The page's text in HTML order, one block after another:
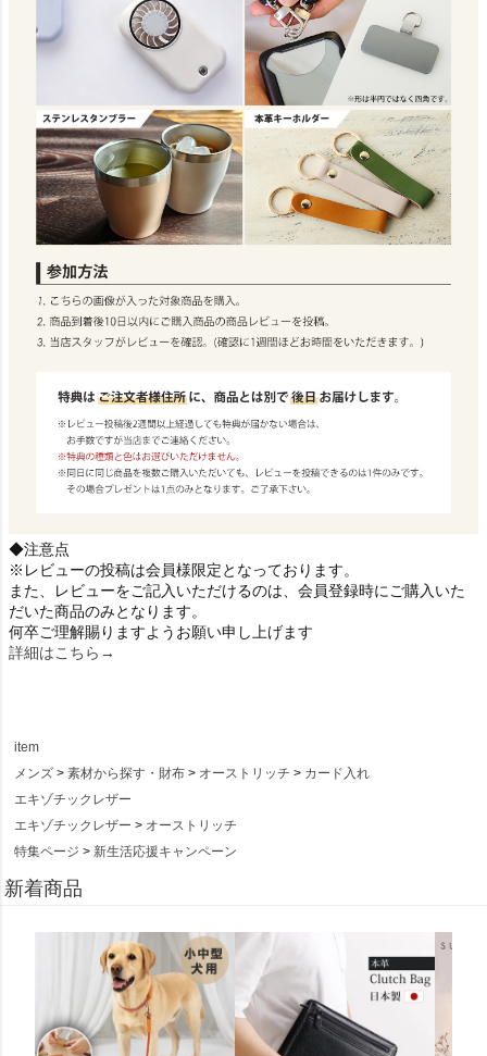
◆注意点
※レビューの投稿は会員様限定となっております。
また、レビューをご記入いただけるのは、会員登録時にご購入いた
だいた商品のみとなります。
何卒ご理解賜りますようお願い申し上げます
詳細はこちら→
item
メンズ
素材から探す・財布 オーストリッチ
カード入れ
エキゾチックレザー
エキゾチックレザー
オーストリッチ
特集ページ
新生活応援キャンペーン
新着商品